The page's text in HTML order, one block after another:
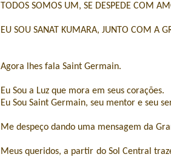
TODOS SOMOS UM, SE DESPEDE COM
EU SOU SANAT KUMARA, JUNTO COM A
Agora lhes fala Saint Germain.
Eu Sou a Luz que mora em seus corações.
Eu Sou Saint Germain, seu mentor e seu
Me despeço dando uma mensagem da
Meus queridos, a partir do Sol Central